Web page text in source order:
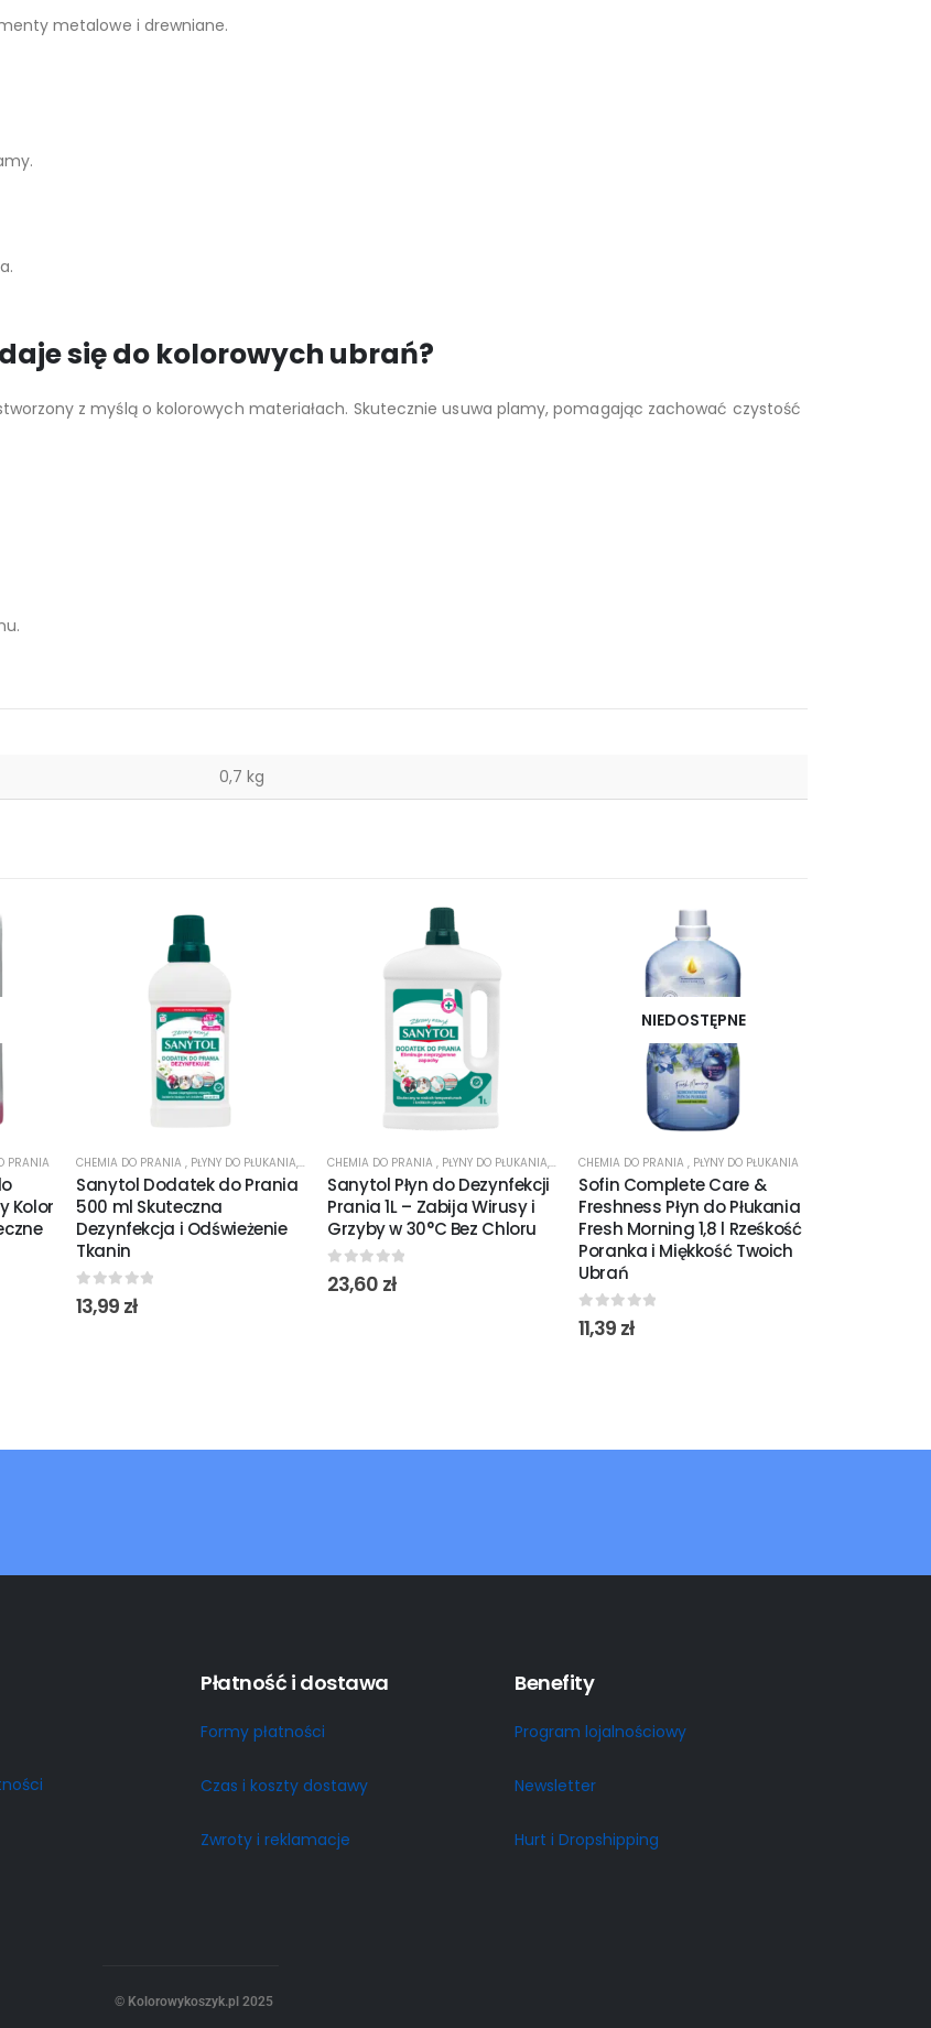
metalowe i drewniane.
się do kolorowych ubrań?
z myślą o kolorowych materiałach. Skutecznie usuwa plamy, pomagając zachować czystość
0,7 kg
PRANIA
Kolor
CHEMIA DO PRANIA , PŁYNY DO PŁUKANIA, ŚRODKI CZYSTOŚCI,ŚRODKI DO DEZYNFEKCJI
Sanytol Dodatek do Prania
500 ml Skuteczna
Dezynfekcja i Odświeżenie
Tkanin
0out of 5
13,99 zł
CHEMIA DO PRANIA , PŁYNY DO PŁUKANIA, ŚRODKI DO DEZYNFEKCJI
Sanytol Płyn do Dezynfekcji
Prania 1L – Zabija Wirusy i
Grzyby w 30°C Bez Chloru
0out of 5
23,60 zł
NIEDOSTĘPNE
CHEMIA DO PRANIA , PŁYNY DO PŁUKANIA
Sofin Complete Care &
Freshness Płyn do Płukania
Fresh Morning 1,8 l Rześkość
Poranka i Miękkość Twoich
Ubrań
0out of 5
11,39 zł
Płatność i dostawa
Formy płatności
Czas i koszty dostawy
Zwroty i reklamacje
Benefity
Program lojalnościowy
Newsletter
Hurt i Dropshipping
© Kolorowykoszyk.pl 2025